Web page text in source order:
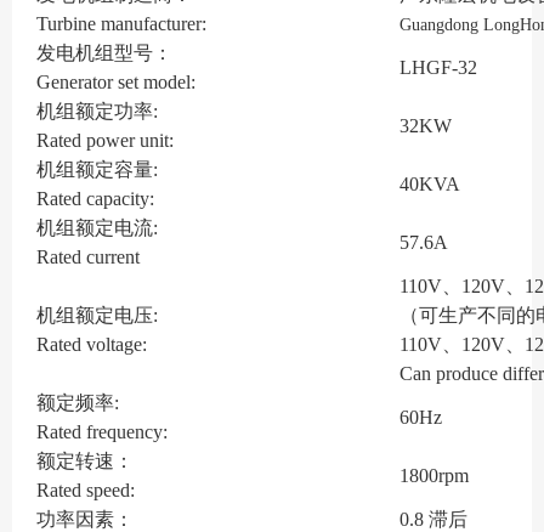
Turbine manufacturer:
Guangdong
发电机组型号：
Generator set model:
LHGF-32
机组额定功率:
Rated power unit:
32KW
机组额定容量:
Rated capacity:
40KVA
机组额定电流:
Rated current
57.6A
机组额定电压:
Rated voltage:
110V、120V、
（可生产不同的
110V、120V、
Can produce
额定频率:
Rated frequency:
60Hz
额定转速：
Rated speed:
1800rpm
功率因素：
0.8 滞后